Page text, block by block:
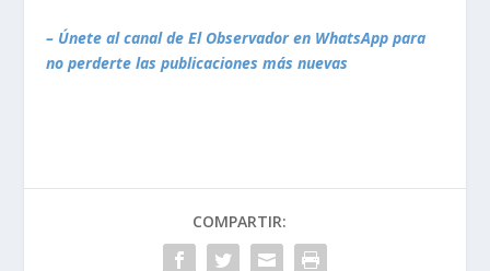
– Únete al canal de El Observador en WhatsApp para
no perderte las publicaciones más nuevas
COMPARTIR: